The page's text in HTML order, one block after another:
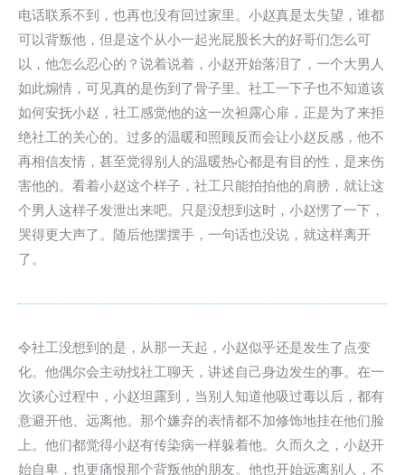
电话联系不到，也再也没有回过家里。小赵真是太失望，谁都
可以背叛他，但是这个从小一起光屁股长大的好哥们怎么可
以，他怎么忍心的？说着说着，小赵开始落泪了，一个大男人
如此煽情，可见真的是伤到了骨子里。社工一下子也不知道该
如何安抚小赵，社工感觉他的这一次袒露心扉，正是为了来拒
绝社工的关心的。过多的温暖和照顾反而会让小赵反感，他不
再相信友情，甚至觉得别人的温暖热心都是有目的性，是来伤
害他的。看着小赵这个样子，社工只能拍拍他的肩膀，就让这
个男人这样子发泄出来吧。只是没想到这时，小赵愣了一下，
哭得更大声了。随后他摆摆手，一句话也没说，就这样离开
了。
令社工没想到的是，从那一天起，小赵似乎还是发生了点变
化。他偶尔会主动找社工聊天，讲述自己身边发生的事。在一
次谈心过程中，小赵坦露到，当别人知道他吸过毒以后，都有
意避开他、远离他。那个嫌弃的表情都不加修饰地挂在他们脸
上。他们都觉得小赵有传染病一样躲着他。久而久之，小赵开
始自卑，也更痛恨那个背叛他的朋友。他也开始远离别人，不